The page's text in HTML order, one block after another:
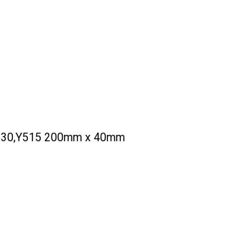
200mm x 40mm